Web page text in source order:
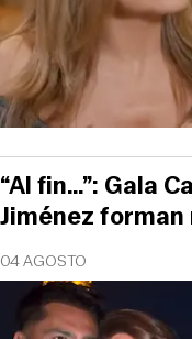
04 AGOSTO
“Al fin…”: Gala
Jiménez